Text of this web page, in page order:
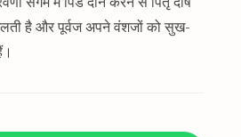
है और पूर्वज अपने वंशजों को सुख-